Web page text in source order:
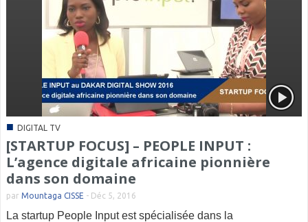
■ DIGITAL TV
[STARTUP FOCUS] – PEOPLE INPUT :
L’agence digitale africaine pionnière
dans son domaine
par Mountaga CISSE - Déc 5, 2016
La startup People Input est spécialisée dans la